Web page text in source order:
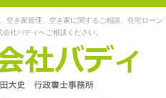
空き家管理、空き家に関するご相談、住宅ローン
社バディへご相談ください。